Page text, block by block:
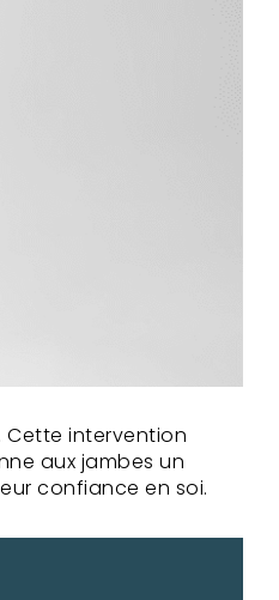
Cette intervention
aux jambes un
confiance en soi.